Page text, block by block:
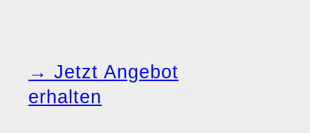
→ Jetzt Angebot
erhalten